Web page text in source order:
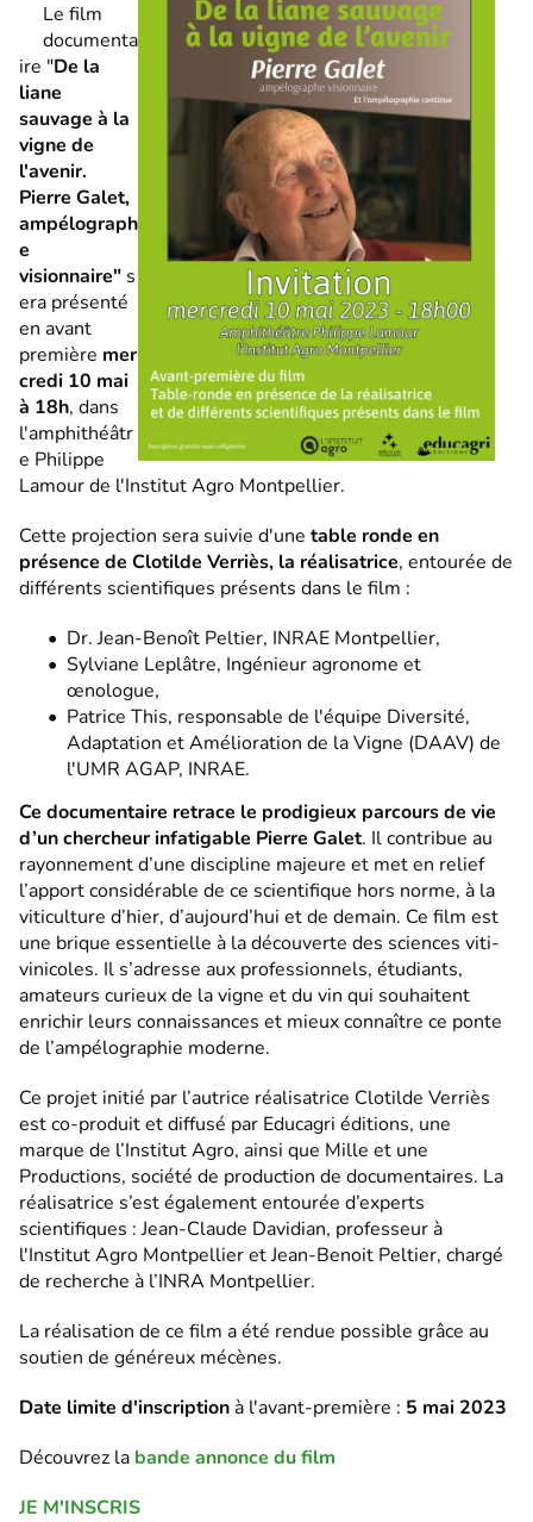
Le film
documenta
ire "De la
liane
sauvage à la
vigne de
l'avenir.
Pierre Galet,
ampélograph
e
visionnaire" s
era présenté
en avant
première mer
credi 10 mai
à 18h, dans
l'amphithéâtr
e Philippe
Lamour de l'Institut Agro Montpellier.
Cette projection sera suivie d'une table ronde en
présence de Clotilde Verriès, la réalisatrice, entourée de
différents scientifiques présents dans le film :
Dr. Jean-Benoît Peltier, INRAE Montpellier,
Sylviane Leplâtre, Ingénieur agronome et
œnologue,
Patrice This, responsable de l'équipe Diversité,
Adaptation et Amélioration de la Vigne (DAAV) de
l'UMR AGAP, INRAE.
Ce documentaire retrace le prodigieux parcours de vie
d’un chercheur infatigable Pierre Galet. Il contribue au
rayonnement d’une discipline majeure et met en relief
l’apport considérable de ce scientifique hors norme, à la
viticulture d’hier, d’aujourd’hui et de demain. Ce film est
une brique essentielle à la découverte des sciences viti-
vinicoles. Il s’adresse aux professionnels, étudiants,
amateurs curieux de la vigne et du vin qui souhaitent
enrichir leurs connaissances et mieux connaître ce ponte
de l’ampélographie moderne.
Ce projet initié par l’autrice réalisatrice Clotilde Verriès
est co-produit et diffusé par Educagri éditions, une
marque de l’Institut Agro, ainsi que Mille et une
Productions, société de production de documentaires. La
réalisatrice s’est également entourée d’experts
scientifiques : Jean-Claude Davidian, professeur à
l'Institut Agro Montpellier et Jean-Benoit Peltier, chargé
de recherche à l’INRA Montpellier.
La réalisation de ce film a été rendue possible grâce au
soutien de généreux mécènes.
Date limite d'inscriptionà l'avant-première : 5 mai 2023
Découvrez la bande annonce du film
JE M'INSCRIS